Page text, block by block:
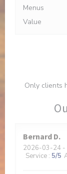
Bernard D
2026-03-24 -
Service : 5/5
Menus
Value
Only clients